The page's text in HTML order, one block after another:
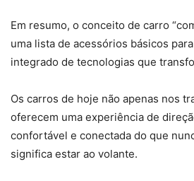
Em resumo, o conceito de carro
uma lista de acessórios básicos
integrado de tecnologias que
Os carros de hoje não apenas nos
oferecem uma experiência de
confortável e conectada do que
significa estar ao volante.